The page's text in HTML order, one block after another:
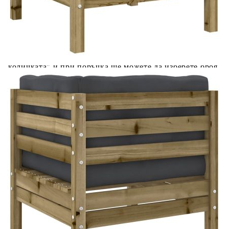
Добавете продукта в количката си с бутона "Добави в
количката" и при поръчка ще можете да изберете броя
количката" и при поръчка ще можете да изберете броя
вноски на кредита.
Предоставената таблица е с информационна цел.
Добавете продукта в количката си с бутона "Добави в
количката" и при поръчка ще можете да изберете броя
вноски на кредита.
Когато плащате с NewPay, всъщност NewPay плаща
поръчката Ви вместо Вас. Вие я получавате и
разполагате с три начина да я платите към тях:
Отложено до 30 дни от момента на изпращане на
поръчката без оскъпяване. За покупки на стойност до
400 лв. / €204,52
Плащане на 4 вноски. Заплащате 20% от стойността на
поръчката си на момента с карта. Останалата сума се
разделя на 3 равни месечни вноски без оскъпяване. За